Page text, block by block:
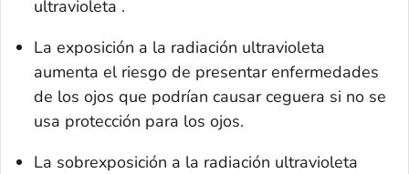
ultravioleta .
La exposición a la radiación ultravioleta
aumenta el riesgo de presentar enfermedades
de los ojos que podrían causar ceguera si no se
usa protección para los ojos.
La sobrexposición a la radiación ultravioleta